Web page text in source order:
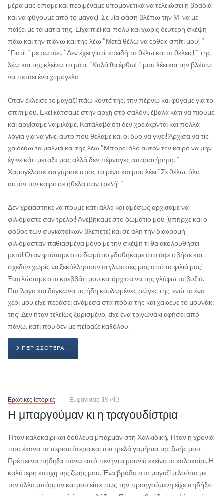
μέρα μας είπαμε και περιμέναμε υπομονετικά να τελειώσει η βραδιά
και να φύγουμε από το μαγαζί. Σε μία φάση βλέπω την Μ. να με
παίζει με τα μάτια της. Είχα πιεί και πολύ και χωρίς δεύτερη σκέψη
πάω και την πιάνω και της λέω "Μετά θέλω να έρθεις σπίτι μου! "
"Γιατί; " με ρωτάει. "Δεν έχει γιατί, επειδή το θέλω και το θέλεις! " της
λέω και της κλείνω το μάτι. "Καλά θα έρθω! " μου λέει και την βλέπω
να πετάει ένα χαμόγελο
Όταν έκλεισε το μαγαζί πάω κοντά της, την πέρνω και φύγαμε για το
σπίτι μου. Εκεί κάτσαμε στην αρχή στο σαλόνι, έβαλα κάτι να πιούμε
και αρχίσαμε να μιλάμε. Κατάλαβα ότι δεν χρειάζονται και πολλά
λόγια για να γίνει αυτο που θέλαμε και οι δύο να γίνει! Άρχισα να τις
χαιδεύω τα μαλλιά και της λέω "Μπορεί όλο αυτόν τον καιρό να μην
έγινε κάτι μεταξύ μας αλλά δεν πέρναγες απαρατήρητη. "
Χαμογέλασε και γύρισε προς τα μένα και μου λέει "Σε θέλω, όλο
αυτόν τον καιρό σε ήθελα σαν τρελή! "
Δεν χρειάστηκε να πούμε κάτι άλλο και αμέσως αρχίσαμε να
φιλιόμαστε σαν τρελοί! Ανεβήκαμε στο δωμάτιο μου (υπήρχε και ο
φόβος των συγκατοίκων βλεπετε) και σε όλη την διαδρομή
φιλιόμασταν παθιασμένα μόνο με την σκέψη τι θα ακολουθήσει
μετά! Όταν φτάσαμε στο δωμάτιο γδυθήκαμε στο άψε σβήσε και
σχεδόν χωρίς να ξεκόλλησουν οι γλωσσες μας από τα φιλιά μας!
Ξαπλώσαμε στο κρεββάτι μου και άρχισα να της γλύφω τα βυζιά.
Πιπίλαγα και δάγκωνα τις ήδη καυλωμένες ρώγες της, ενώ το ένα
χέρι μου είχε περάσει ανάμεσα στα πόδια της και χαίδευε το μουνάκι
της! Δεν ήταν τελείως ξυρισμένο, είχε ένα τριγωνάκι αφήσει από
πάνω, κάτι που δεν με πείραζε καθόλου.
ΠΕΡΙΣΣΌΤΕΡΑ …
Ερωτικές Ιστορίες Εμφανίσεις: 19743
Η μπαργούμαν κι η τραγουδίστρια
Ήταν καλοκαίρι και δούλευα μπάρμαν στη Χαλκιδική. Ήταν η χρονιά
που έκανα τα περισσότερα και πιο τρελά γαμήσια της ζωής μου.
Πρέπει να πήδηξα πάνω από πενήντα μουνιά εκείνο το καλοκαίρι. Η
καλύτερη εποχή της ζωής μου. Ένα βράδυ στο μαγαζί μιλούσα με
τον άλλο μπάρμαν και μου είπε πως την προηγούμενη είχε πηδήξει